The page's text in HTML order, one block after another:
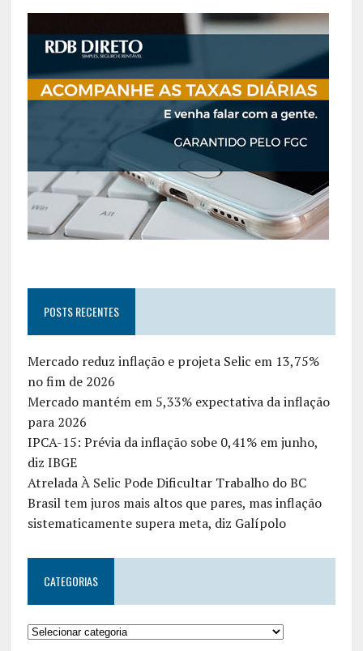
POSTS RECENTES
Mercado reduz inflação e projeta Selic em 13,75%
no fim de 2026
Mercado mantém em 5,33% expectativa da inflação
para 2026
IPCA-15: Prévia da inflação sobe 0,41% em junho,
diz IBGE
Atrelada À Selic Pode Dificultar Trabalho do BC
Brasil tem juros mais altos que pares, mas inflação
sistematicamente supera meta, diz Galípolo
CATEGORIAS